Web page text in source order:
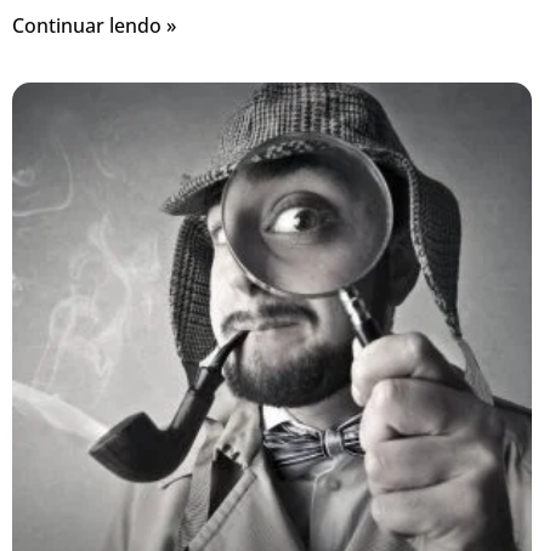
Continuar lendo »